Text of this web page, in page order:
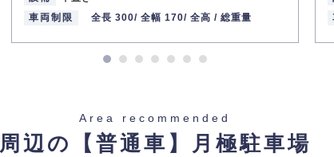
車両制限
全長 300/ 全幅 170/ 全高 / 総重量
Area recommended
周辺の【普通車】 月極駐車場